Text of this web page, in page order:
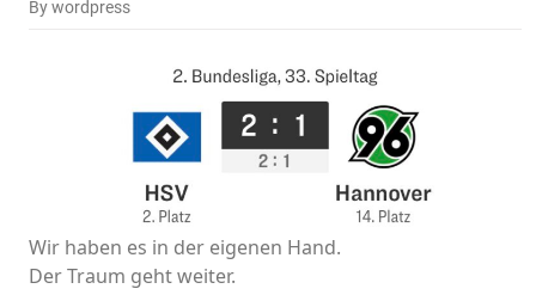
By wordpress
Wir haben es in der eigenen Hand.
Der Traum geht weiter.